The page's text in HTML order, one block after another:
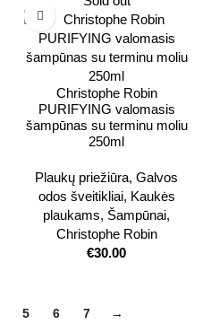
Christophe Robin
PURIFYING valomasis
šampūnas su terminu moliu
250ml
Plaukų priežiūra, Galvos
odos šveitikliai, Kaukės
plaukams, Šampūnai,
Christophe Robin
€30.00
5 6 7 →